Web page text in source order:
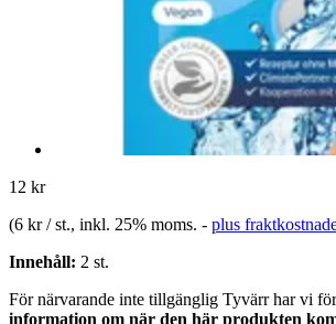
12 kr
(6 kr / st., inkl. 25% moms. - plus
Innehåll: 2 st.
För närvarande inte tillgänglig Tyvärr har vi
information om när den här produkten